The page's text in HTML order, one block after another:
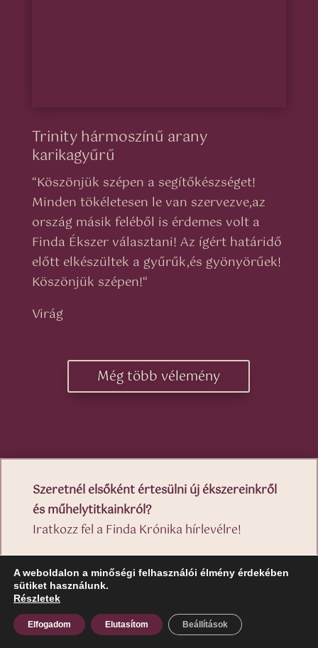
Trinity hármoszínű arany
karikagyűrű
“Köszönjük szépen a segítőkészséget!
Minden tökéletesen le van szervezve,az
ország másik feléből is érdemes volt a
Finda Ékszer választani! Az ígért határidő
előtt elkészültek a gyűrűk,és gyönyörűek!
Köszönjük szépen!“
Virág
Még több vélemény
Szeretnél elsőként értesülni új ékszereinkről
és műhelytitkainkról?
Iratkozz fel a Finda Krónika hírlevélre!
Feliratkozom
A weboldalon a minőségi felhasználói élmény érdekében
sütiket használunk.
Részletek
Elfogadom Elutasítom Beállítások